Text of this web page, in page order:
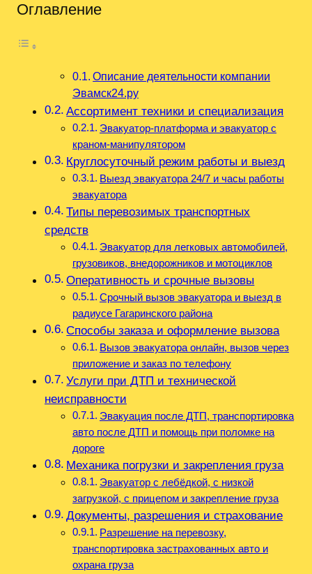
Оглавление
Описание деятельности компании
Эвамск24.ру
Ассортимент техники и специализация
Эвакуатор-платформа и эвакуатор с
краном-манипулятором
Круглосуточный режим работы и выезд
Выезд эвакуатора 24/7 и часы работы
эвакуатора
Типы перевозимых транспортных
средств
Эвакуатор для легковых автомобилей,
грузовиков, внедорожников и мотоциклов
Оперативность и срочные вызовы
Срочный вызов эвакуатора и выезд в
радиусе Гагаринского района
Способы заказа и оформление вызова
Вызов эвакуатора онлайн, вызов через
приложение и заказ по телефону
Услуги при ДТП и технической
неисправности
Эвакуация после ДТП, транспортировка
авто после ДТП и помощь при поломке на
дороге
Механика погрузки и закрепления груза
Эвакуатор с лебёдкой, с низкой
загрузкой, с прицепом и закрепление груза
Документы, разрешения и страхование
Разрешение на перевозку,
транспортировка застрахованных авто и
охрана груза